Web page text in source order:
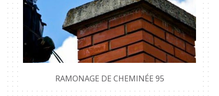
RAMONAGE DE CHEMINÉE 95